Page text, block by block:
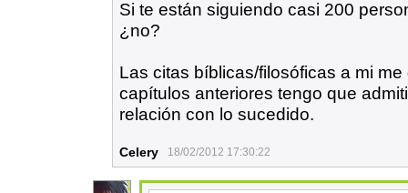
Si te están siguiendo casi 200
¿no?
Las citas bíblicas/filosóficas a mi
capítulos anteriores tengo que
relación con lo sucedido.
Celery 18/02/2012 17:30:22